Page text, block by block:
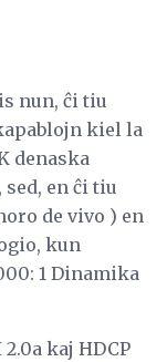
nun, ĉi tiu
kiel la
denaska
en ĉi tiu
de vivo ) en
kun
1 Dinamika
2.0a kaj HDCP